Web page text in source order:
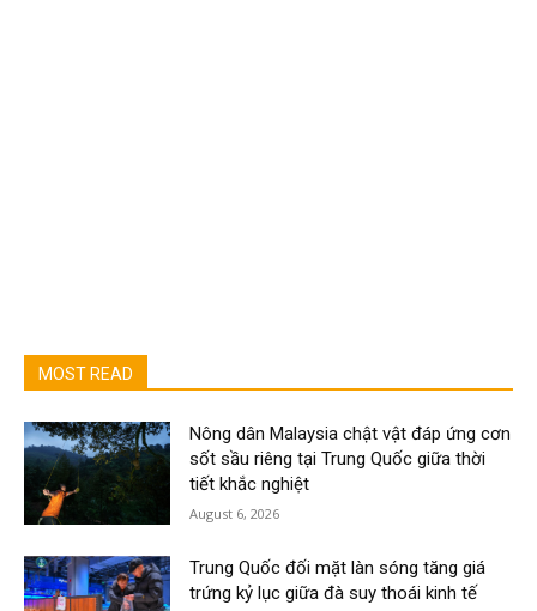
MOST READ
Nông dân Malaysia chật vật đáp ứng cơn
sốt sầu riêng tại Trung Quốc giữa thời
tiết khắc nghiệt
August 6, 2026
Trung Quốc đối mặt làn sóng tăng giá
trứng kỷ lục giữa đà suy thoái kinh tế